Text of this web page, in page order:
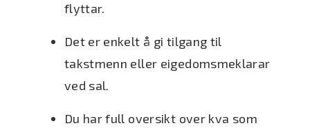
flyttar.
Det er enkelt å gi tilgang til
takstmenn eller eigedomsmeklarar
ved sal.
Du har full oversikt over kva som